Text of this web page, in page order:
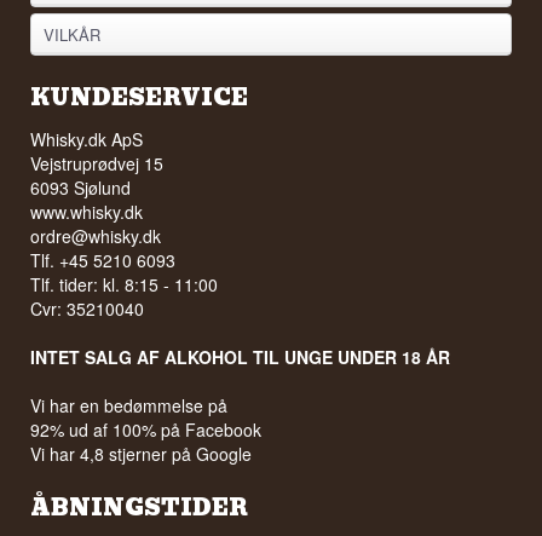
VILKÅR
KUNDESERVICE
Whisky.dk ApS
Vejstruprødvej 15
6093 Sjølund
www.whisky.dk
ordre@whisky.dk
Tlf. +45 5210 6093
Tlf. tider: kl. 8:15 - 11:00
Cvr: 35210040
INTET SALG AF ALKOHOL TIL UNGE UNDER 18 ÅR
Vi har en bedømmelse på
92% ud af 100% på Facebook
Vi har 4,8 stjerner på Google
ÅBNINGSTIDER